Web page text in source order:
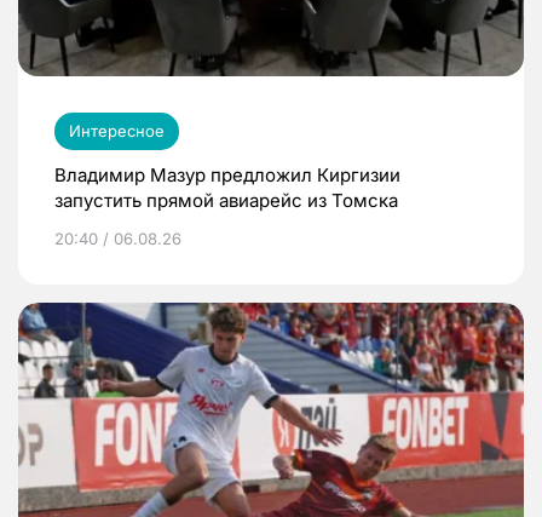
Интересное
Владимир Мазур предложил Киргизии
запустить прямой авиарейс из Томска
20:40 / 06.08.26